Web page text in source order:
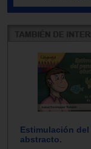
Estimulación
abstracto.